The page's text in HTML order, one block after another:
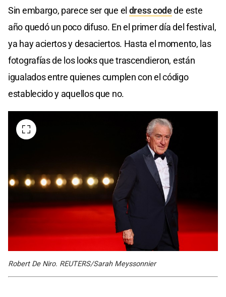
Sin embargo, parece ser que el dress codede este
año quedó un poco difuso. En el primer día del festival,
ya hay aciertos y desaciertos. Hasta el momento, las
fotografías de los looks que trascendieron, están
igualados entre quienes cumplen con el código
establecido y aquellos que no.
Robert De Niro. REUTERS/Sarah Meyssonnier